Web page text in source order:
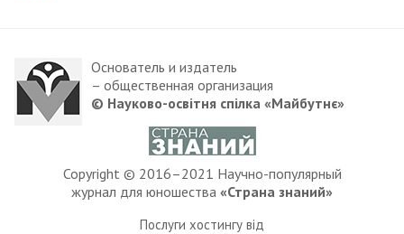
Основатель и издатель
– общественная организация
© Науково-освітня спілка «Майбутнє»
Copyright © 2016–2021 Научно-популярный
журнал для юношества «Страна знаний»
Послуги хостингу від